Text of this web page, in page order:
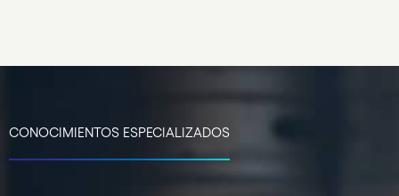
CONOCIMIENTOS ESPECIALIZADOS